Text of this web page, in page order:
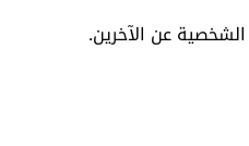
عن الآخرين.